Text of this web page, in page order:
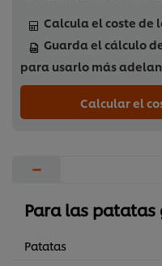
Calcula el coste de
Guarda el cálculo
para usarlo más
Calcular el
−
Para las
Patatas